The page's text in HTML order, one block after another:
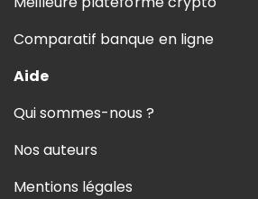
Comparatif banque en ligne
Aide
Qui sommes-nous ?
Nos auteurs
Mentions légales